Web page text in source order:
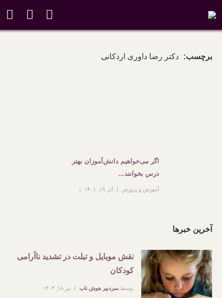
برچسب: دکتر رضا داوری اردکانی
اگر می‌خواهیم دانش‌آموزان بهتر
درس بخوانند…
آموزش و پرورش
آذر ۱۹, ۱۴۰۱
آخرین خبرها
نقش موبایل و تبلت در تشدید ناآرامی
کودکان
توسط سردبیر هوش ناب تیر ۱۸, ۱۴۰۳